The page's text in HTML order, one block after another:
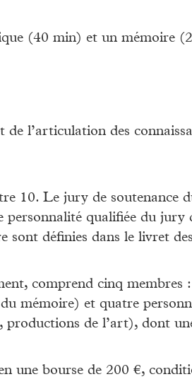
(40 min) et un mémoire
l’articulation des
10. Le jury de soutenance
personnalité qualifiée du
sont définies dans le livret
comprend cinq membres
mémoire) et quatre
de l’art), dont
une bourse de 200 €,